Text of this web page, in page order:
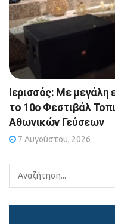
Ιερισσός: Με μεγάλη
το 10ο Φεστιβάλ
Αθωνικών Γεύσεων
7 Αυγούστου, 2026